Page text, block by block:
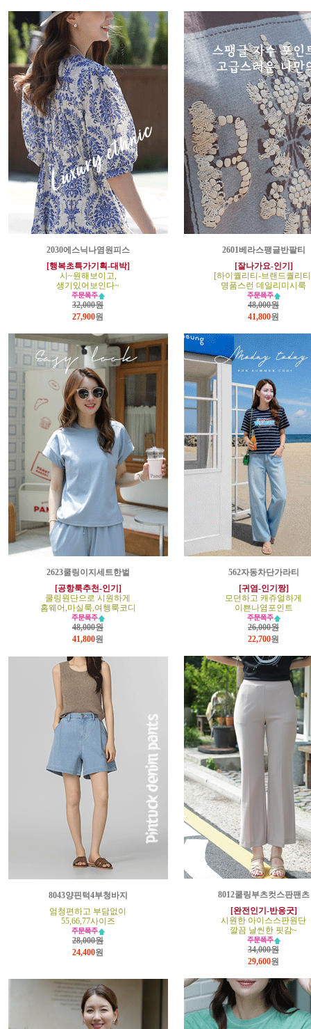
2030에스닉나염원피스
[행복초특가기획-대박]
시~원해보이고,
생기있어보인다~
32,000원
27,900원
2601베라스팽글반팔티
[잘나가요-인기]
[하이퀄리티-브랜드퀄리
명품스런 데일리미시룩
48,000원
41,800원
2623쿨링이지세트한벌
[공항룩추천-인기]
쿨링원단으로 시원하게
홈웨어,마실룩,여행룩코디
48,000원
41,800원
562자동차단가라티
[귀염-인기짱]
모던하고 캐쥬얼하게
이쁜나염포인트
26,000원
22,700원
8043양핀턱4부청바지
엄청편하고 부담없이
55,66,77사이즈
28,000원
24,400원
8012쿨링부츠컷스판팬츠
[완전인기-반응굿]
시원한 아이스스판원단
깔끔 날씬한 핏감~
34,000원
29,600원